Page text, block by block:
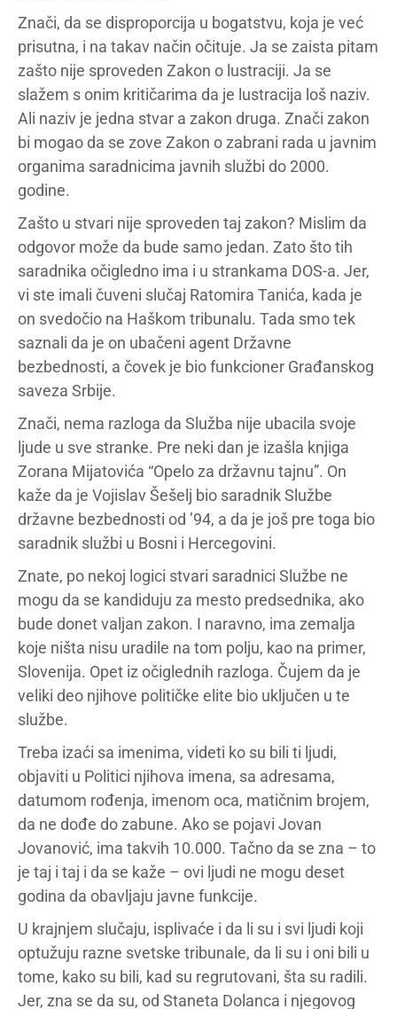
Znači, da se disproporcija u bogatstvu, koja je već
prisutna, i na takav način očituje. Ja se zaista pitam
zašto nije sproveden Zakon o lustraciji. Ja se
slažem s onim kritičarima da je lustracija loš naziv.
Ali naziv je jedna stvar a zakon druga. Znači zakon
bi mogao da se zove Zakon o zabrani rada u javnim
organima saradnicima javnih službi do 2000.
godine.
Zašto u stvari nije sproveden taj zakon? Mislim da
odgovor može da bude samo jedan. Zato što tih
saradnika očigledno ima i u strankama DOS-a. Jer,
vi ste imali čuveni slučaj Ratomira Tanića, kada je
on svedočio na Haškom tribunalu. Tada smo tek
saznali da je on ubačeni agent Državne
bezbednosti, a čovek je bio funkcioner Građanskog
saveza Srbije.
Znači, nema razloga da Služba nije ubacila svoje
ljude u sve stranke. Pre neki dan je izašla knjiga
Zorana Mijatovića “Opelo za državnu tajnu”. On
kaže da je Vojislav Šešelj bio saradnik Službe
državne bezbednosti od ’94, a da je još pre toga bio
saradnik službi u Bosni i Hercegovini.
Znate, po nekoj logici stvari saradnici Službe ne
mogu da se kandiduju za mesto predsednika, ako
bude donet valjan zakon. I naravno, ima zemalja
koje ništa nisu uradile na tom polju, kao na primer,
Slovenija. Opet iz očiglednih razloga. Čujem da je
veliki deo njihove političke elite bio uključen u te
službe.
Treba izaći sa imenima, videti ko su bili ti ljudi,
objaviti u Politici njihova imena, sa adresama,
datumom rođenja, imenom oca, matičnim brojem,
da ne dođe do zabune. Ako se pojavi Jovan
Jovanović, ima takvih 10.000. Tačno da se zna – to
je taj i taj i da se kaže – ovi ljudi ne mogu deset
godina da obavljaju javne funkcije.
U krajnjem slučaju, isplivaće i da li su i svi ljudi koji
optužuju razne svetske tribunale, da li su i oni bili u
tome, kako su bili, kad su regrutovani, šta su radili.
Jer, zna se da su, od Staneta Dolanca i njegovog